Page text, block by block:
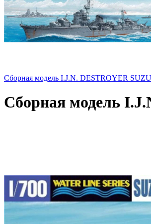
Сборная модель I.J.N. DESTROYER
Сборная модель